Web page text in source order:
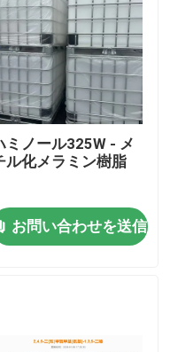
ミノール325W - メ
ル化メラミン樹脂
お問い合わせを送信